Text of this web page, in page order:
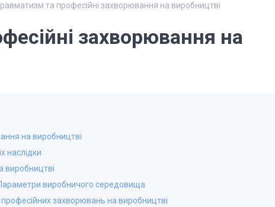
та професійні захворювання на виробництві
захворювання на
на виробництві
наслідки
виробництві
виробничого середовища
захворювань на виробництві